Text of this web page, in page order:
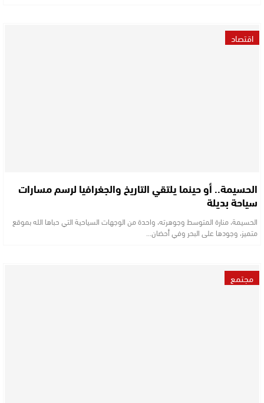
اقتصاد
الحسيمة.. أو حينما يلتقي التاريخ والجغرافيا لرسم مسارات
سياحة بديلة
الحسيمة، منارة المتوسط وجوهرته، واحدة من الوجهات السياحية التي حباها الله بموقع
متميز، وجودها على البحر وفي أحضان…
مجتمع